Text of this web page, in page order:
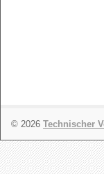
© 2026 Technischer